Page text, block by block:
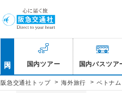
国内ツアー 国内バスツア
阪急交通社トップ > 海外旅行 > ベトナム